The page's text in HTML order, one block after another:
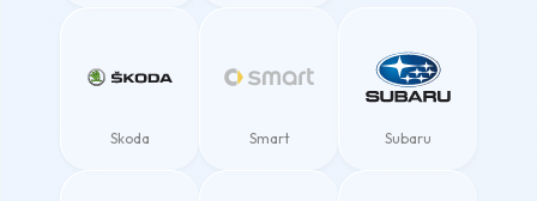
Skoda Smart Subaru